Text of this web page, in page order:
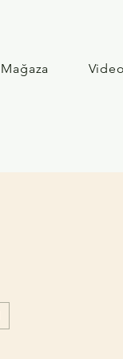
Mağaza